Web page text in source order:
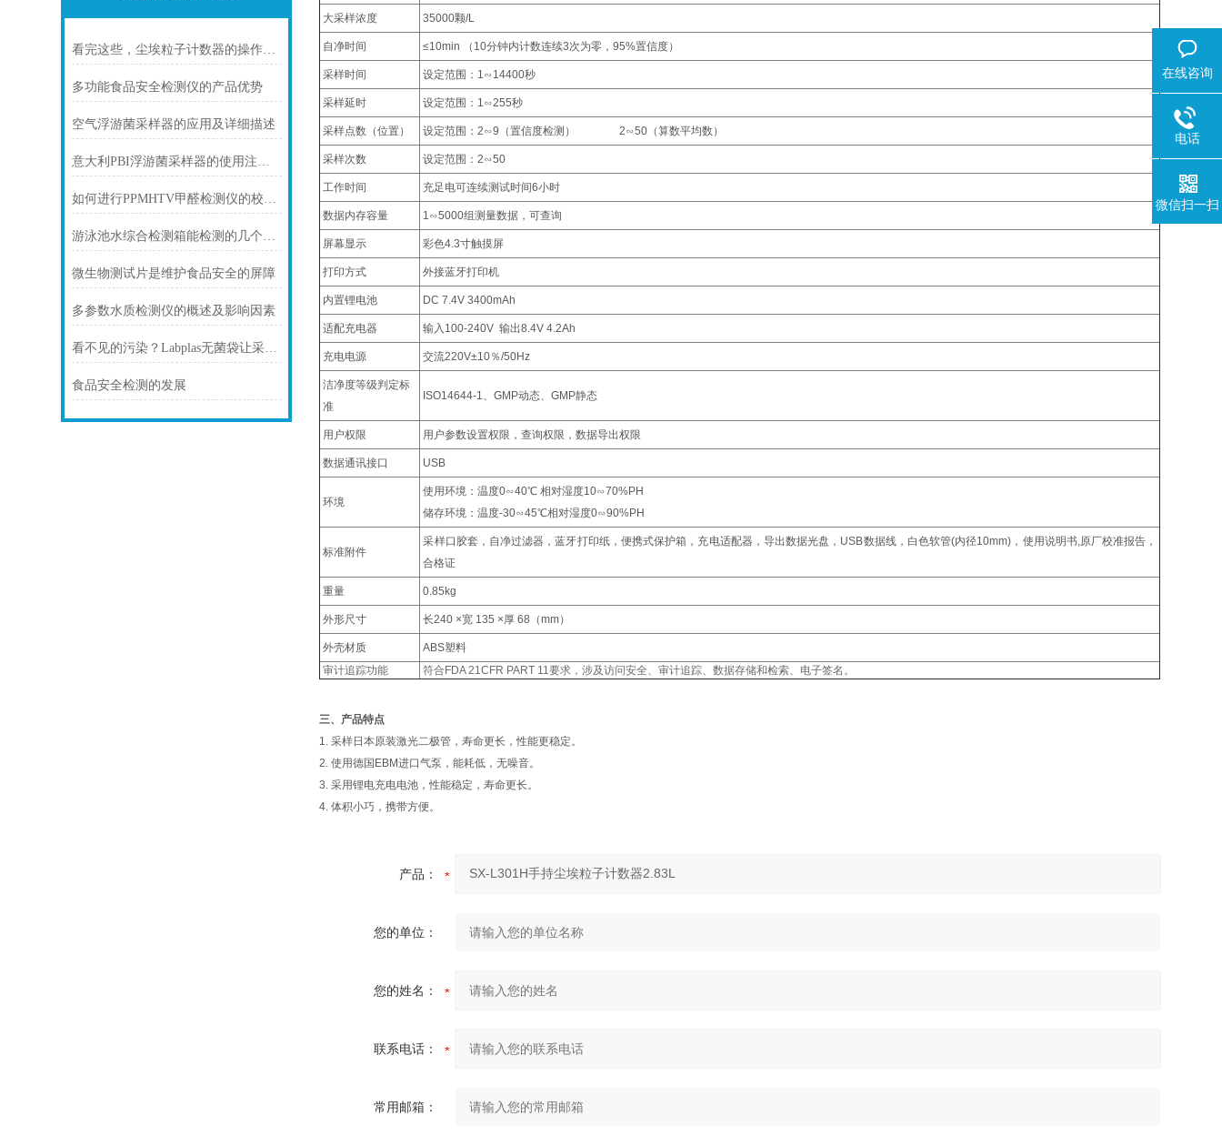
看完这些，尘埃粒子计数器的操作少走弯路
多功能食品安全检测仪的产品优势
空气浮游菌采样器的应用及详细描述
意大利PBI浮游菌采样器的使用注意事项
如何进行PPMHTV甲醛检测仪的校准？
游泳池水综合检测箱能检测的几个基本项目
微生物测试片是维护食品安全的屏障
多参数水质检测仪的概述及影响因素
看不见的污染？Labplas无菌袋让采样更安心
食品安全检测的发展
大采样浓度 35000颗/L
自净时间 ≤10min （10分钟内计数连续3次为零，95%置信度）
采样时间 设定范围：1∽14400秒
采样延时 设定范围：1∽255秒
采样点数（位置） 设定范围：2∽9（置信度检测） 2∽50（算数平均数）
采样次数 设定范围：2∽50
工作时间 充足电可连续测试时间6小时
数据内存容量 1∽5000组测量数据，可查询
屏幕显示 彩色4.3寸触摸屏
打印方式 外接蓝牙打印机
内置锂电池 DC 7.4V 3400mAh
适配充电器 输入100-240V 输出8.4V 4.2Ah
充电电源 交流220V±10％/50Hz
洁净度等级判定标
准
ISO14644-1、GMP动态、GMP静态
用户权限 用户参数设置权限，查询权限，数据导出权限
数据通讯接口 USB
环境
使用环境：温度0∽40℃ 相对湿度10∽70%PH
储存环境：温度-30∽45℃相对湿度0∽90%PH
标准附件
采样口胶套，自净过滤器，蓝牙打印纸，便携式保护箱，充电适配器，导出数据光盘，USB数据线，白色软管(内径10mm)，使用说明书,原厂校准报告，
合格证
重量 0.85kg
外形尺寸 长240 ×宽 135 ×厚 68（mm）
外壳材质
ABS塑料
审计追踪功能
符合FDA 21CFR PART 11要求，涉及访问安全、审计追踪、数据存储和检索、电子签名。
三、产品特点
1. 采样日本原装激光二极管，寿命更长，性能更稳定。
2. 使用德国EBM进口气泵，能耗低，无噪音。
3. 采用锂电充电电池，性能稳定，寿命更长。
4. 体积小巧，携带方便。
产品：
您的单位：
您的姓名：
联系电话：
常用邮箱：
在线咨询
电话
微信扫一扫